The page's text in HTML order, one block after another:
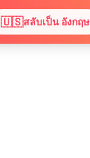
🇺🇸สลับเป็น อังกฤษ